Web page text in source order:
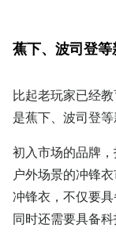
蕉下、波司登等
比起老玩家已经
是蕉下、波司登等
初入市场的品牌
户外场景的冲锋
冲锋衣，不仅要
同时还需要具备